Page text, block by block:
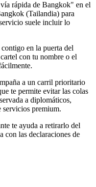
rápida de Bangkok" en el
(Tailandia) para
suele incluir lo
en la puerta del
con tu nombre o el
a un carril prioritario
te permite evitar las colas
a diplomáticos,
servicios premium.
te ayuda a retirarlo del
con las declaraciones de